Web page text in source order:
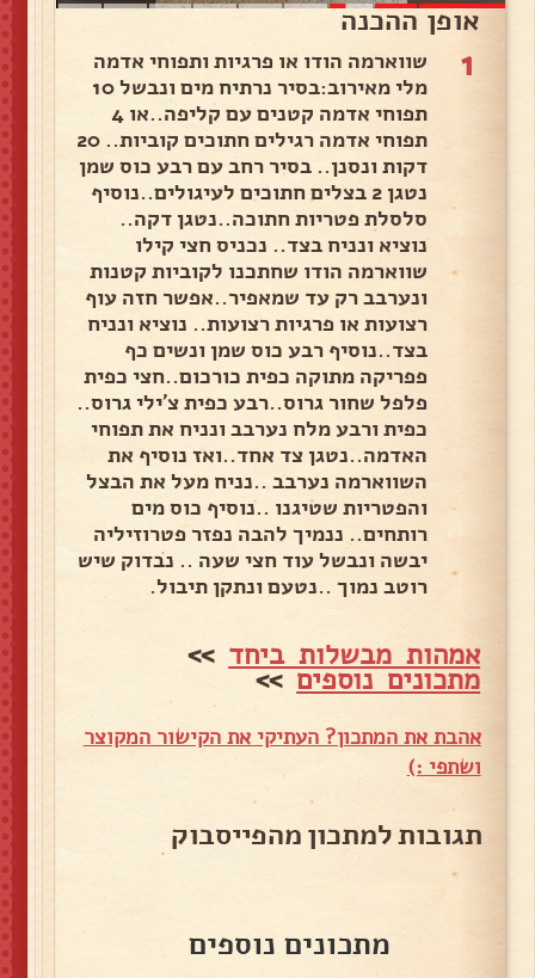
אופן ההכנה
1
שווארמה הודו או פרגיות ותפוחי אדמה
מלי מאירוב:בסיר נרתיח מים ונבשל 10
תפוחי אדמה קטנים עם קליפה..או 4
תפוחי אדמה רגילים חתוכים קוביות.. 20
דקות ונסנן.. בסיר רחב עם רבע כוס שמן
נטגן 2 בצלים חתוכים לעיגולים..נוסיף
סלסלת פטריות חתוכה..נטגן דקה..
נוציא ונניח בצד.. נכניס חצי קילו
שווארמה הודו שחתכנו לקוביות קטנות
ונערבב רק עד שמאפיר..אפשר חזה עוף
רצועות או פרגיות רצועות.. נוציא ונניח
בצד..נוסיף רבע כוס שמן ונשים כף
פפריקה מתוקה כפית כורכום..חצי כפית
פלפל שחור גרוס..רבע כפית צ'ילי גרוס..
כפית ורבע מלח נערבב ונניח את תפוחי
האדמה..נטגן צד אחד..ואז נוסיף את
השווארמה נערבב ..נניח מעל את הבצל
והפטריות שטיגנו ..נוסיף כוס מים
רותחים.. ננמיך להבה נפזר פטרוזיליה
יבשה ונבשל עוד חצי שעה .. נבדוק שיש
רוטב נמוך ..נטעם ונתקן תיבול.
אמהות מבשלות ביחד >>
מתכונים נוספים>>
אהבת את המתכון? העתיקי את הקישור המקוצר
ושתפי :)
תגובות למתכון מהפייסבוק
מתכונים נוספים